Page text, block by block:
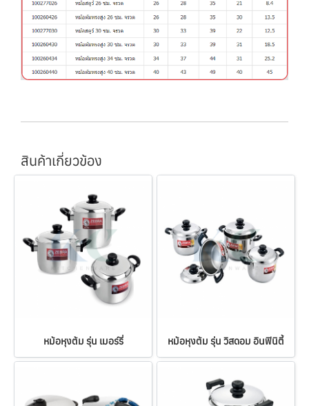
สินค้าเกี่ยวข้อง
หม้อหุงต้ม รุ่น เมอร์รี่ หม้อหุงต้ม รุ่น วิสดอม อินฟินิตี้